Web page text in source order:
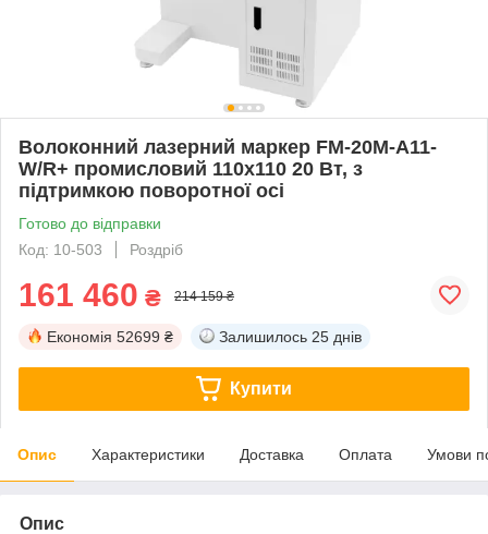
Волоконний лазерний маркер FM-20M-A11-
W/R+ промисловий 110x110 20 Вт, з
підтримкою поворотної осі
Готово до відправки
Код: 10-503
Роздріб
161 460 ₴ 214 159 ₴
Економія 52699 ₴ Залишилось 25 днів
Купити
Опис Характеристики Доставка Оплата Умови
Опис